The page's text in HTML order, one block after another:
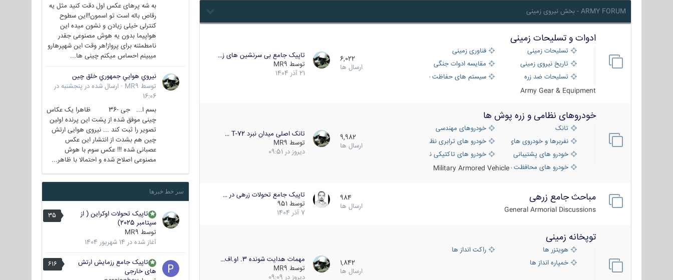
ARMY FORUM - بخش نیروی زمینی
ادوات و تسلیحات زمینی
تسلیحات زمینی
فناوری زمینی
تاریخ نیروی زمینی
مقایسه ادوات جنگی
تسلیحات ضد زره
سیستم های حفاظت فعال
Army Gear & Equipment
6,022
ارسال ها
تاپیک جامع بی سرنشین های ز…
توسط MR9
21 آذر 1404
خودروهای نظامی و زره پوش ها
تانک
خودروهای مهندسی
نفربرها و خودروی های رزمی پیاده نظامخودرو های ترابری نظامی
خودرو های پشتیبانی آتش ، شناسایی و ضد تانک
خودرو های تاکتیکی نظامی
خودرو های محافظت شدهMilitary Armored Vehicle
9,982
ارسال ها
تانک اصلی میدان نبرد T-72 …
توسط MR9
دیروز در 09:51
مباحث جامع زرهی
General Armorial Discussions
984
ارسال ها
تاپیک جامع تحولات زرهی در …
توسط 951
7 آذر 1404
توپخانه زمینی
هویتزر ها
راکت انداز ها
خمپاره انداز ها
1,842
ارسال ها
مهمات هدایت شونده 3. او.اف…
توسط MR9
دیروز در 09:09
به شه پرهای عکس اول دقت کنید مثل یه
رقاص باله است تو اسمون!!این سطوح
کنترلی خیلی زیادن و نشون میده این
هواپیما بدون یه هوش مصنوعی جقدر
نامطمئنه برای پرواز!هر وقت این شهپرهارو
میبینم احساس میکنم چینی ها...
نيروي هوايي جمهوري خلق چين
توسط MR9
· ارسال شده در پنجشنبه در
16:06
بسم ا... جی -36 ظاهرا یک عکاس
چینی موفق شده از پشت این پرنده اولین
تصویر را ثبت کند ... نیروی هوایی ارتش
چین هم بشدت از انتشار این عکس
عصبانی شده !!! عکس سوم با هوش
مصنوعی اصلاح شده و احتمالا با ظاهر...
سر خط خبرها
35
تاپیک تحولات اوکراین ( از
سپتامبر 2025)
توسط MR9
آغاز شده در 14 شهریور 1404
616
تاپیک جامع رزمایش ارتش
های خارجی